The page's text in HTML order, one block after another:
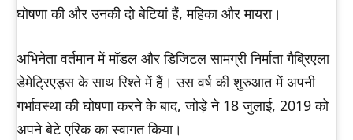
घोषणा की और उनकी दो बेटियां हैं, महिका और मायरा।
अभिनेता वर्तमान में मॉडल और डिजिटल सामग्री निर्माता गैब्रिएला
डेमेट्रिएड्स के साथ रिश्ते में हैं। उस वर्ष की शुरुआत में अपनी
गर्भावस्था की घोषणा करने के बाद, जोड़े ने 18 जुलाई, 2019 को
अपने बेटे एरिक का स्वागत किया।